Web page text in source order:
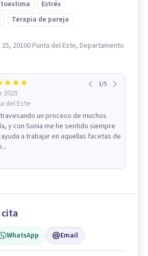
Estrés
Terapia de pareja
20100 Punta del Este, Departamento
2025
del Este
1/5
un proceso de muchos
y con Sonia me he sentido siempre
a trabajar en aquellas facetas de
WhatsApp Email